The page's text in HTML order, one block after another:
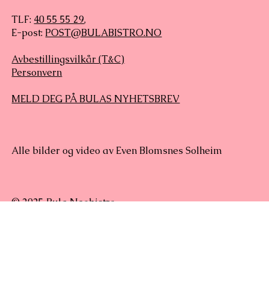
TLF: 40 55 55 29,
E-post: POST@BULABISTRO.NO
Avbestillingsvilkår (T&C)
Personvern
MELD DEG PÅ BULAS NYHETSBREV
© 2025 Bula Neobistro
Alle bilder og video av Even Blomsnes Solheim